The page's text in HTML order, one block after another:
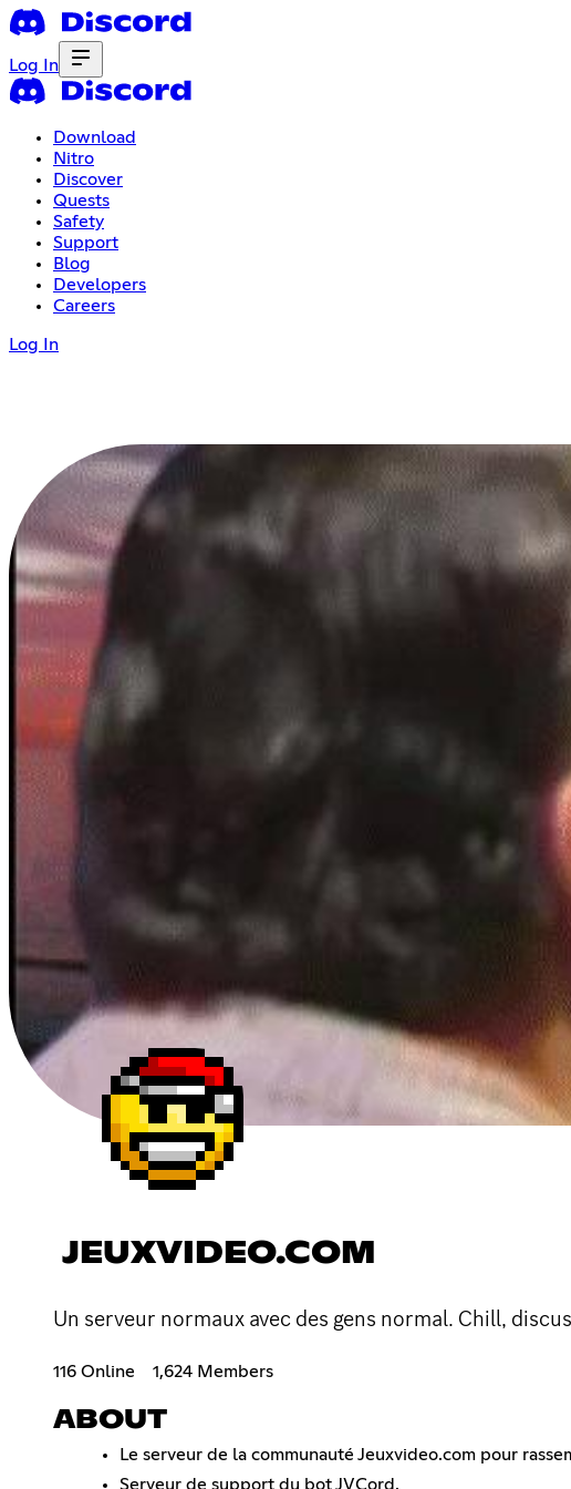
Log In
Download
Nitro
Discover
Quests
Safety
Support
Blog
Developers
Careers
Log In
JEUXVIDEO.COM
Un serveur normaux avec des gens normal. Chill,
116 Online 1,624 Members
ABOUT
Le serveur de la communauté Jeuxvideo.com pour
Serveur de support du bot JVCord.